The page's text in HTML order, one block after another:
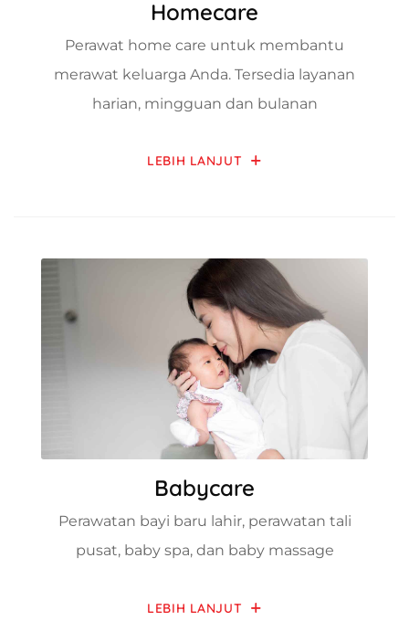
Homecare
Perawat home care untuk membantu
merawat keluarga Anda. Tersedia layanan
harian, mingguan dan bulanan
LEBIH LANJUT
Babycare
Perawatan bayi baru lahir, perawatan tali
pusat, baby spa, dan baby massage
LEBIH LANJUT